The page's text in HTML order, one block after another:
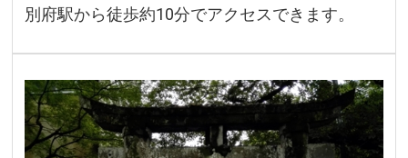
別府駅から徒歩約10分でアクセスできます。